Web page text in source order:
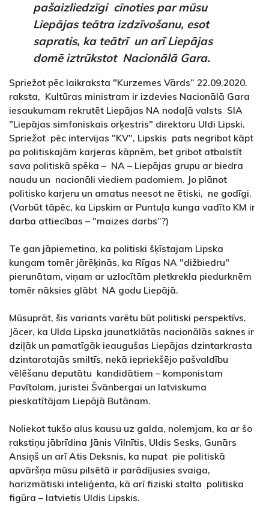
pašaizliedzīgi cīnoties par mūsu
Liepājas teātra izdzīvošanu, esot
sapratis, ka teātrī un arī Liepājas
domē iztrūkstot Nacionālā Gara.
Spriežot pēc laikraksta "Kurzemes Vārds” 22.09.2020.
raksta, Kultūras ministram ir izdevies Nacionālā Gara
iesaukumam rekrutēt Liepājas NA nodaļā valsts SIA
"Liepājas simfoniskais orķestris" direktoru Uldi Lipski.
Spriežot pēc intervijas "KV", Lipskis pats negribot kāpt
pa politiskajām karjeras kāpnēm, bet gribot atbalstīt
sava politiskā spēka – NA – Liepājas grupu ar biedra
naudu un nacionāli viediem padomiem. Jo plānot
politisko karjeru un amatus neesot ne ētiski, ne godīgi.
(Varbūt tāpēc, ka Lipskim ar Puntuļa kunga vadīto KM ir
darba attiecības – "maizes darbs”?)
Te gan jāpiemetina, ka politiski šķīstajam Lipska
kungam tomēr jārēķinās, ka Rīgas NA "dižbiedru"
pierunātam, viņam ar uzlocītām pletkrekla piedurknēm
tomēr nāksies glābt NA godu Liepājā.
Mūsuprāt, šis variants varētu būt politiski perspektīvs.
Jācer, ka Ulda Lipska jaunatklātās nacionālās saknes ir
dziļāk un pamatīgāk ieaugušas Liepājas dzintarkrasta
dzintarotajās smiltīs, nekā iepriekšējo pašvaldību
vēlēšanu deputātu kandidātiem – komponistam
Pavītolam, juristei Švānbergai un latviskuma
pieskatītājam Liepājā Butānam.
Noliekot tukšo alus kausu uz galda, nolemjam, ka ar šo
rakstiņu jābrīdina Jānis Vilnītis, Uldis Sesks, Gunārs
Ansiņš un arī Atis Deksnis, ka nupat pie politiskā
apvāršņa mūsu pilsētā ir parādījusies svaiga,
harizmātiski inteliģenta, kā arī fiziski stalta politiska
figūra – latvietis Uldis Lipskis.